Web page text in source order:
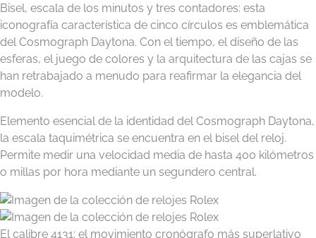
Bisel, escala de los minutos y tres contadores: esta
iconografía característica de cinco círculos es emblemática
del Cosmograph Daytona. Con el tiempo, el diseño de las
esferas, el juego de colores y la arquitectura de las cajas se
han retrabajado a menudo para reafirmar la elegancia del
modelo.
Elemento esencial de la identidad del Cosmograph Daytona,
la escala taquimétrica se encuentra en el bisel del reloj.
Permite medir una velocidad media de hasta 400 kilómetros
o millas por hora mediante un segundero central.
El calibre 4131: el movimiento cronógrafo más superlativo